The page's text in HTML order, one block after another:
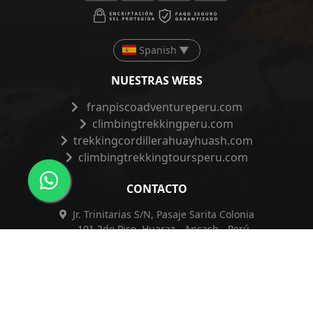
Spanish ▼
NUESTRAS WEBS
franpiscoadventureperu.com
climbingtrekkingperu.com
trekkingcordillerahuayhuash.com
climbingtrekkingtoursperu.com
CONTACTO
Jr. Trinitarias S/N, Pasaje Sarita Colonia
191 2do Piso, Huaraz - Ancash - Perú